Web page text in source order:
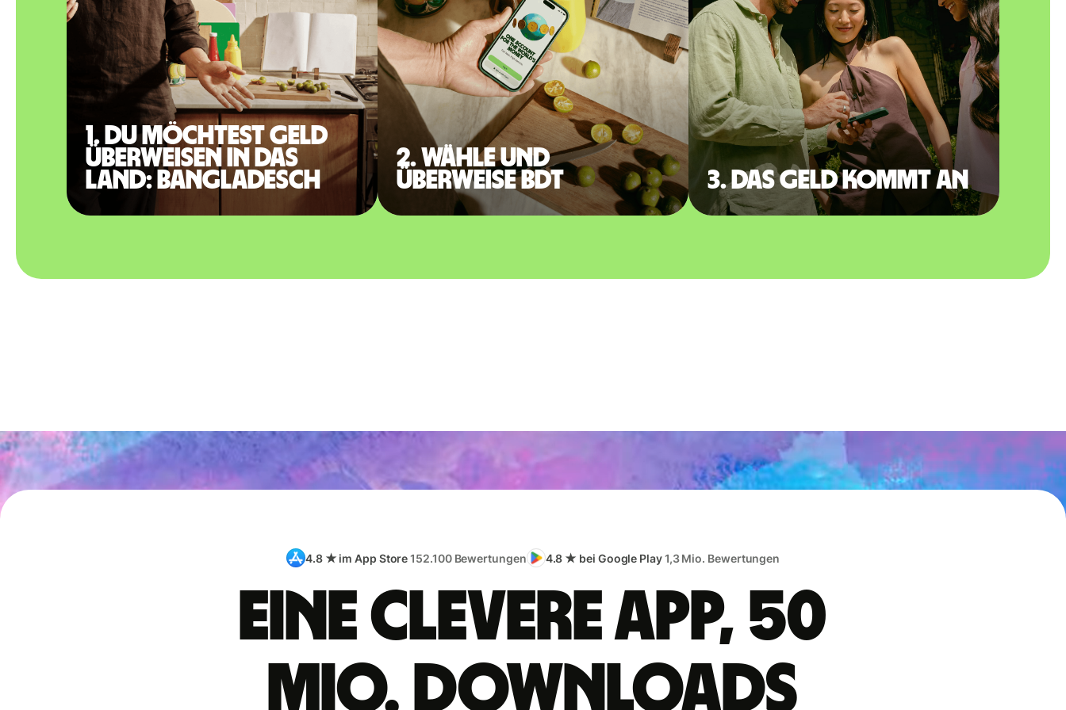
1. Du möchtest Geld
überweisen in das
Land: Bangladesch
2. Wähle und
überweise BDT
3. Das Geld kommt an
4.8 ★ im App Store152.100 Bewertungen 4.8 ★ bei Google Play1,3 Mio. Bewertungen
Eine clevere App, 50
Mio. Downloads